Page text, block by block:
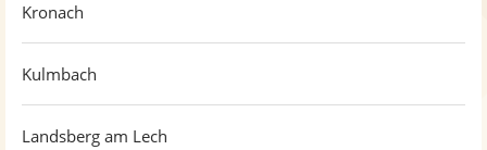
Kronach
Kulmbach
Landsberg am Lech